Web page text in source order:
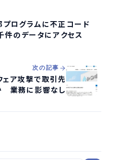
ログラムに不正コード
のデータにアクセス
次の記事
ア攻撃で取引先
業務に影響なし